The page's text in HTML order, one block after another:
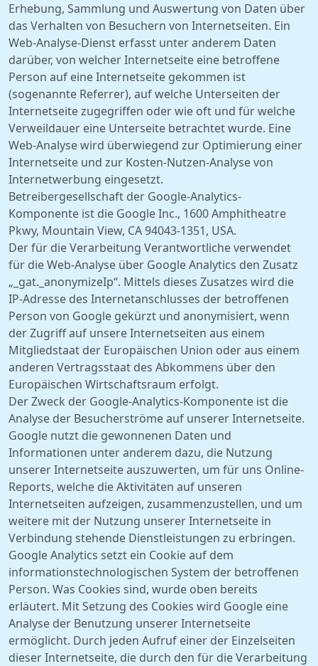
Erhebung, Sammlung und Auswertung von Daten über
das Verhalten von Besuchern von Internetseiten. Ein
Web-Analyse-Dienst erfasst unter anderem Daten
darüber, von welcher Internetseite eine betroffene
Person auf eine Internetseite gekommen ist
(sogenannte Referrer), auf welche Unterseiten der
Internetseite zugegriffen oder wie oft und für welche
Verweildauer eine Unterseite betrachtet wurde. Eine
Web-Analyse wird überwiegend zur Optimierung einer
Internetseite und zur Kosten-Nutzen-Analyse von
Internetwerbung eingesetzt.
Betreibergesellschaft der Google-Analytics-
Komponente ist die Google Inc., 1600 Amphitheatre
Pkwy, Mountain View, CA 94043-1351, USA.
Der für die Verarbeitung Verantwortliche verwendet
für die Web-Analyse über Google Analytics den Zusatz
„_gat._anonymizeIp“. Mittels dieses Zusatzes wird die
IP-Adresse des Internetanschlusses der betroffenen
Person von Google gekürzt und anonymisiert, wenn
der Zugriff auf unsere Internetseiten aus einem
Mitgliedstaat der Europäischen Union oder aus einem
anderen Vertragsstaat des Abkommens über den
Europäischen Wirtschaftsraum erfolgt.
Der Zweck der Google-Analytics-Komponente ist die
Analyse der Besucherströme auf unserer Internetseite.
Google nutzt die gewonnenen Daten und
Informationen unter anderem dazu, die Nutzung
unserer Internetseite auszuwerten, um für uns Online-
Reports, welche die Aktivitäten auf unseren
Internetseiten aufzeigen, zusammenzustellen, und um
weitere mit der Nutzung unserer Internetseite in
Verbindung stehende Dienstleistungen zu erbringen.
Google Analytics setzt ein Cookie auf dem
informationstechnologischen System der betroffenen
Person. Was Cookies sind, wurde oben bereits
erläutert. Mit Setzung des Cookies wird Google eine
Analyse der Benutzung unserer Internetseite
ermöglicht. Durch jeden Aufruf einer der Einzelseiten
dieser Internetseite, die durch den für die Verarbeitung